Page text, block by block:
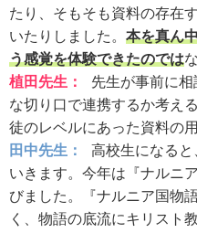
たり、そもそも資料の存在
いたりしました。 本を真ん
う感覚を体験できたのでは
植田先生：
先生が事前に
な切り口で連携するか考え
徒のレベルにあった資料の
田中先生：
高校生になる
いきます。今年は『ナルニ
びました。『ナルニア国物
く、物語の底流にキリスト